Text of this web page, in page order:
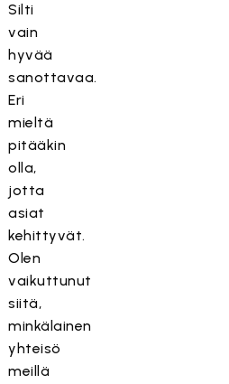
Silti
vain
hyvää
sanottavaa.
Eri
mieltä
pitääkin
olla,
jotta
asiat
kehittyvät.
Olen
vaikuttunut
siitä,
minkälainen
yhteisö
meillä